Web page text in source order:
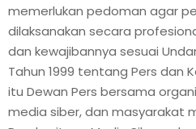
memerlukan pedoman agar
dilaksanakan secara
dan kewajibannya sesuai
Tahun 1999 tentang Pers dan
itu Dewan Pers bersama
media siber, dan masyarakat